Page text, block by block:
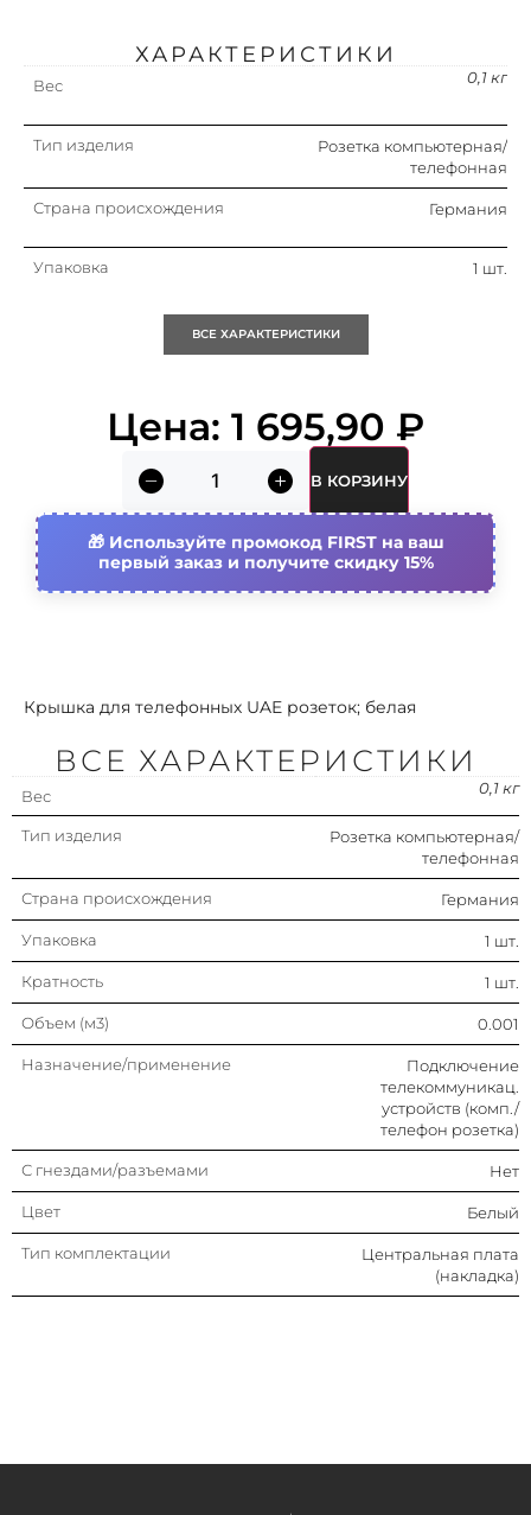
Крышка для телефонных UAE розеток; белая
ХАРАКТЕРИСТИКИ
Вес 0,1 кг
Тип изделия
Розетка компьютерная/
телефонная
Страна происхождения Германия
Упаковка 1 шт.
Назначение/применение
Подключение
устройств (комп./
телефон розетка)
С гнездами/разъемами Нет
ВСЕ ХАРАКТЕРИСТИКИ
Цена: 1 695,90 ₽
В КОРЗИНУ
Используйте промокод FIRST на ваш
первый заказ и получите скидку 15%
ВСЕ ХАРАКТЕРИСТИКИ
Вес 0,1 кг
Тип изделия
Розетка компьютерная/
телефонная
Страна происхождения Германия
Упаковка 1 шт.
Кратность 1 шт.
Объем (м3) 0.001
Назначение/применение
Подключение
телекоммуникац.
устройств (комп./
телефон розетка)
С гнездами/разъемами Нет
Цвет Белый
Тип комплектации
Центральная плата
(накладка)